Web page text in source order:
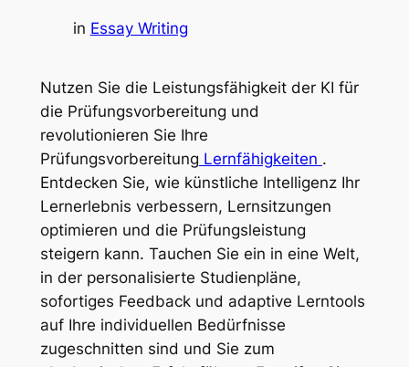
in Essay Writing
Nutzen Sie die Leistungsfähigkeit der KI für
die Prüfungsvorbereitung und
revolutionieren Sie Ihre
Prüfungsvorbereitung Lernfähigkeiten .
Entdecken Sie, wie künstliche Intelligenz Ihr
Lernerlebnis verbessern, Lernsitzungen
optimieren und die Prüfungsleistung
steigern kann. Tauchen Sie ein in eine Welt,
in der personalisierte Studienpläne,
sofortiges Feedback und adaptive Lerntools
auf Ihre individuellen Bedürfnisse
zugeschnitten sind und Sie zum